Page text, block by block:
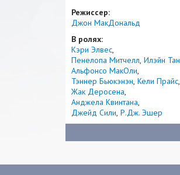
Режиссер:
Джон МакДональд
В ролях:
Кэри Элвес
Пенелопа Митчелл Илэйн Тан
Альфонсо МакОли
Тэннер Бьюкэнэн Кели Прайс
Жак Деросена
Анджела Квинтана
Джейд Сили Р.Дж. Эшер